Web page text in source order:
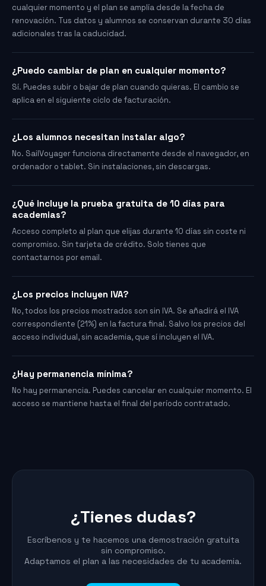
cualquier momento y el plan se amplía desde la fecha de
renovación. Tus datos y alumnos se conservan durante 30 días
adicionales tras la caducidad.
¿Puedo cambiar de plan en cualquier momento?
Sí. Puedes subir o bajar de plan cuando quieras. El cambio se
aplica en el siguiente ciclo de facturación.
¿Los alumnos necesitan instalar algo?
No. SailVoyager funciona directamente desde el navegador, en
ordenador o tablet. Sin instalaciones, sin descargas.
¿Qué incluye la prueba gratuita de 10 días para
academias?
Acceso completo al plan que elijas durante 10 días sin coste ni
compromiso. Sin tarjeta de crédito. Solo tienes que
contactarnos por email.
¿Los precios incluyen IVA?
No, todos los precios mostrados son sin IVA. Se añadirá el IVA
correspondiente (21%) en la factura final. Salvo los precios del
acceso individual, sin academia, que sí incluyen el IVA.
¿Hay permanencia mínima?
No hay permanencia. Puedes cancelar en cualquier momento. El
acceso se mantiene hasta el final del período contratado.
¿Tienes dudas?
Escríbenos y te hacemos una demostración gratuita
sin compromiso.
Adaptamos el plan a las necesidades de tu academia.